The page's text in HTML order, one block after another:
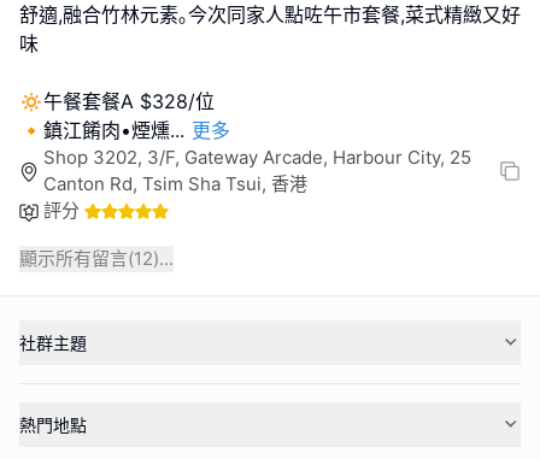
舒適,融合竹林元素｡今次同家人點咗午市套餐,菜式精緻又好
味
🔅午餐套餐A $328/位
🔸鎮江餚肉•煙燻... 更多
Shop 3202, 3/F, Gateway Arcade, Harbour City, 25
Canton Rd, Tsim Sha Tsui, 香港
評分
顯示所有留言(12)...
社群主題
熱門地點